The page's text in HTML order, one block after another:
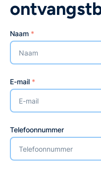
Naam *
E-mail *
Telefoonnummer